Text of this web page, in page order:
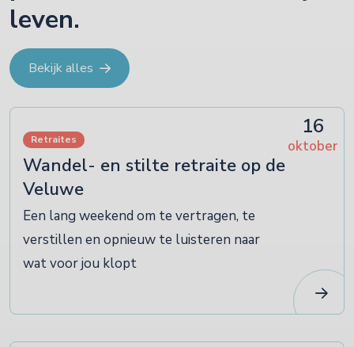
leven.
Bekijk alles
Retraites
Wandel- en stilte retraite op de
Veluwe
Een lang weekend om te vertragen, te
verstillen en opnieuw te luisteren naar
wat voor jou klopt
16
oktober